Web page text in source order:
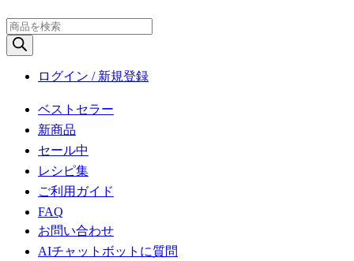
商
品
検
ログイン / 新規登録
ベストセラー
新商品
セール中
レシピ集
ご利用ガイド
FAQ
お問い合わせ
AIチャットボットに質問